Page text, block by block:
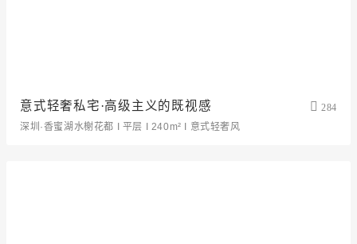
意式轻奢私宅·高级主义的既视感
284
深圳·香蜜湖水榭花都 I 平层 I 240m² I 意式轻奢风